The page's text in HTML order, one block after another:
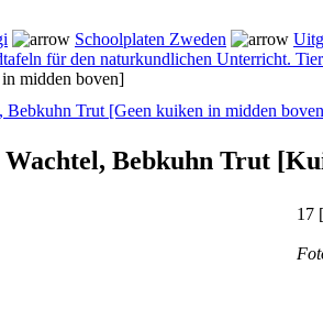
Schoolplaten Zweden
für den naturkundlichen Unterricht.
midden boven]
Bebkuhn Trut [Geen kuiken in midden
Bebkuhn Trut
17